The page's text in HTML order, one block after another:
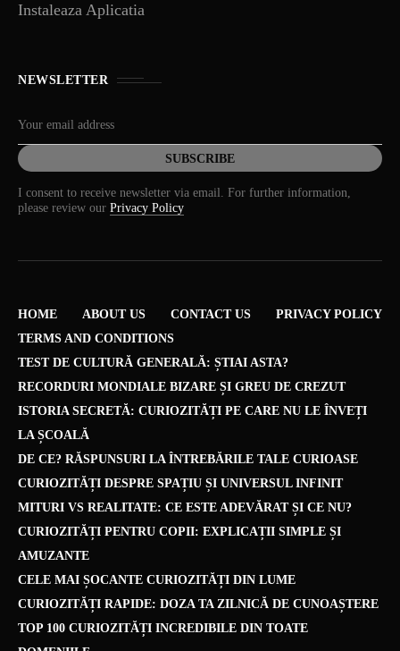
Instaleaza Aplicatia
NEWSLETTER
I consent to receive newsletter via email. For further information,
please review our Privacy Policy
HOME ABOUT US CONTACT US
PRIVACY POLICY
TERMS AND CONDITIONS
TEST DE CULTURĂ GENERALĂ: ȘTIAI ASTA?
RECORDURI MONDIALE BIZARE ȘI GREU DE CREZUT
ISTORIA SECRETĂ: CURIOZITĂȚI PE CARE NU LE ÎNVEȚI
LA ȘCOALĂ
DE CE? RĂSPUNSURI LA ÎNTREBĂRILE TALE CURIOASE
CURIOZITĂȚI DESPRE SPAȚIU ȘI UNIVERSUL INFINIT
MITURI VS REALITATE: CE ESTE ADEVĂRAT ȘI CE NU?
CURIOZITĂȚI PENTRU COPII: EXPLICAȚII SIMPLE ȘI
AMUZANTE
CELE MAI ȘOCANTE CURIOZITĂȚI DIN LUME
CURIOZITĂȚI RAPIDE: DOZA TA ZILNICĂ DE CUNOAȘTERE
TOP 100 CURIOZITĂȚI INCREDIBILE DIN TOATE